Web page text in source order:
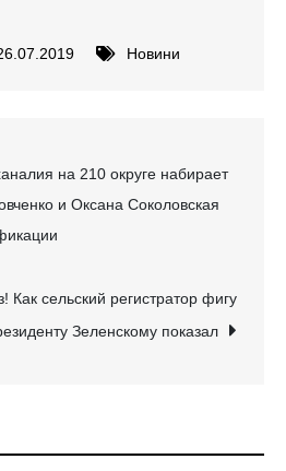
Новини
на 210 округе набирает
и Оксана Соколовская
Как сельский регистратор фигу
Зеленскому показал